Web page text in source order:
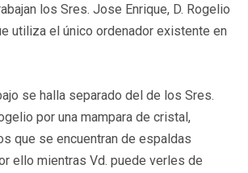
los Sres. Jose Enrique, D. Rogelio
utiliza el único ordenador existente en
se halla separado del de los Sres.
por una mampara de cristal,
que se encuentran de espaldas
ello mientras Vd. puede verles de